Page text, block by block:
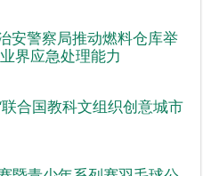
安警察局推动燃料仓库举
界应急处理能力
合国教科文组织创意城市